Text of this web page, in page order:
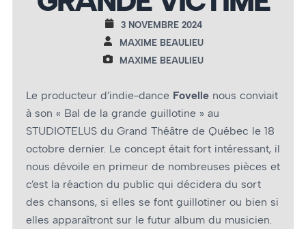
3 NOVEMBRE 2024
MAXIME BEAULIEU
MAXIME BEAULIEU
Le producteur d’indie-dance Fovelle nous conviait
à son « Bal de la grande guillotine » au
STUDIOTELUS du Grand Théâtre de Québec le 18
octobre dernier. Le concept était fort intéressant, il
nous dévoile en primeur de nombreuses pièces et
c’est la réaction du public qui décidera du sort
des chansons, si elles se font guillotiner ou bien si
elles apparaîtront sur le futur album du musicien.